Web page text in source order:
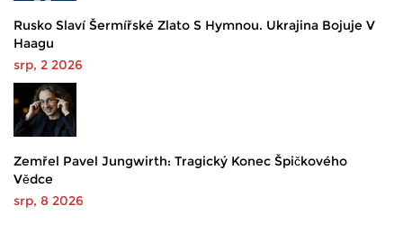
Rusko Slaví Šermířské Zlato S Hymnou. Ukrajina Bojuje V
Haagu
srp, 2 2026
Zemřel Pavel Jungwirth: Tragický Konec Špičkového
Vědce
srp, 8 2026